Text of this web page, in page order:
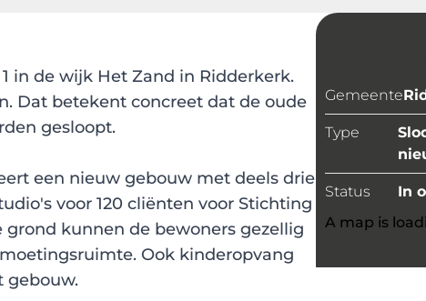
in de wijk Het Zand in Ridderkerk.
Dat betekent concreet dat de oude
gesloopt.
een nieuw gebouw met deels drie
voor 120 cliënten voor Stichting
kunnen de bewoners gezellig
Ook kinderopvang
gebouw.
Gemeente
Type
Status
In
A map is